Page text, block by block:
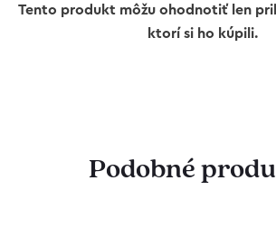
Tento produkt môžu ohodnotiť len
ktorí si ho kúpili.
Podobné